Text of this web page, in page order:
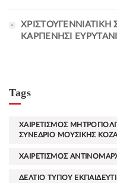
ΧΡΙΣΤΟΥΓΕΝΝΙΑΤΙΚΗ
ΚΑΡΠΕΝΗΣΙ
Tags
ΧΑΙΡΕΤΙΣΜΟΣ
ΣΥΝΕΔΡΙΟ ΜΟΥΣΙΚΗΣ
ΧΑΙΡΕΤΙΣΜΟΣ
ΔΕΛΤΙΟ ΤΥΠΟΥ